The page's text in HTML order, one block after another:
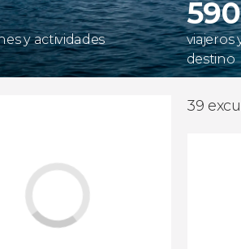
y actividades
590
viajeros
destino
39